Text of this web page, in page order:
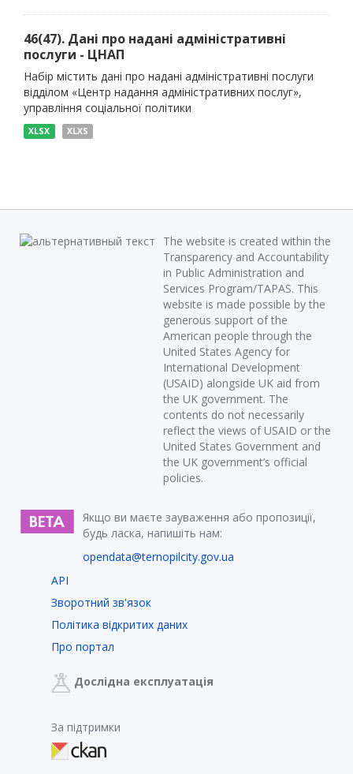
46(47). Дані про надані адміністративні
послуги - ЦНАП
Набір містить дані про надані адміністративні послуги
відділом «Центр надання адміністративних послуг»,
управління соціальної політики
XLSX XLXS
The website is created within the
Transparency and Accountability
in Public Administration and
Services Program/TAPAS. This
website is made possible by the
generous support of the
American people through the
United States Agency for
International Development
(USAID) alongside UK aid from
the UK government. The
contents do not necessarily
reflect the views of USAID or the
United States Government and
the UK government’s official
policies.
Якщо ви маєте зауваження або пропозиції,
будь ласка, напишіть нам:
opendata@ternopilcity.gov.ua
API
Зворотний зв'язок
Політика відкритих даних
Про портал
Дослідна експлуатація
За підтримки